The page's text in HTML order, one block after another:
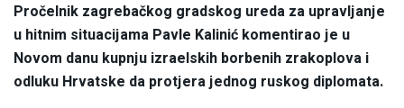
Pročelnik zagrebačkog gradskog ureda za upravljanje
u hitnim situacijama Pavle Kalinić komentirao je u
Novom danu kupnju izraelskih borbenih zrakoplova i
odluku Hrvatske da protjera jednog ruskog diplomata.